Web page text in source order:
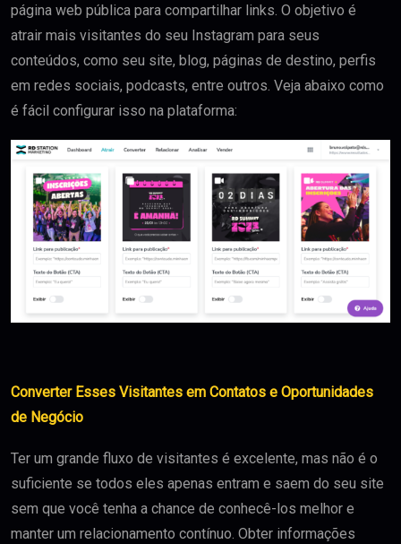
página web pública para compartilhar links. O objetivo é
atrair mais visitantes do seu Instagram para seus
conteúdos, como seu site, blog, páginas de destino, perfis
em redes sociais, podcasts, entre outros. Veja abaixo como
é fácil configurar isso na plataforma:
Converter Esses Visitantes em Contatos e Oportunidades
de Negócio
Ter um grande fluxo de visitantes é excelente, mas não é o
suficiente se todos eles apenas entram e saem do seu site
sem que você tenha a chance de conhecê-los melhor e
manter um relacionamento contínuo. Obter informações